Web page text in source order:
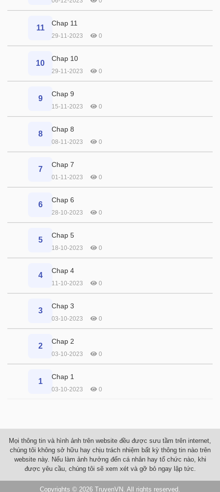
11
Chap 11
29-11-2023 0
10
Chap 10
29-11-2023 0
9
Chap 9
15-11-2023 0
8
Chap 8
08-11-2023 0
7
Chap 7
01-11-2023 0
6
Chap 6
28-10-2023 0
5
Chap 5
18-10-2023 0
4
Chap 4
11-10-2023 0
3
Chap 3
03-10-2023 0
2
Chap 2
03-10-2023 0
1
Chap 1
03-10-2023 0
Mọi thông tin và hình ảnh trên website đều được sưu tầm trên internet,
chúng tôi không sở hữu hay chịu trách nhiệm bất kỳ thông tin nào trên
website này. Nếu làm ảnh hưởng đến cá nhân hay tổ chức nào, khi
được yêu cầu, chúng tôi sẽ xem xét và gỡ bỏ ngay lập tức.
Copyrights © 2026 TruyenVN . All rights reserved.